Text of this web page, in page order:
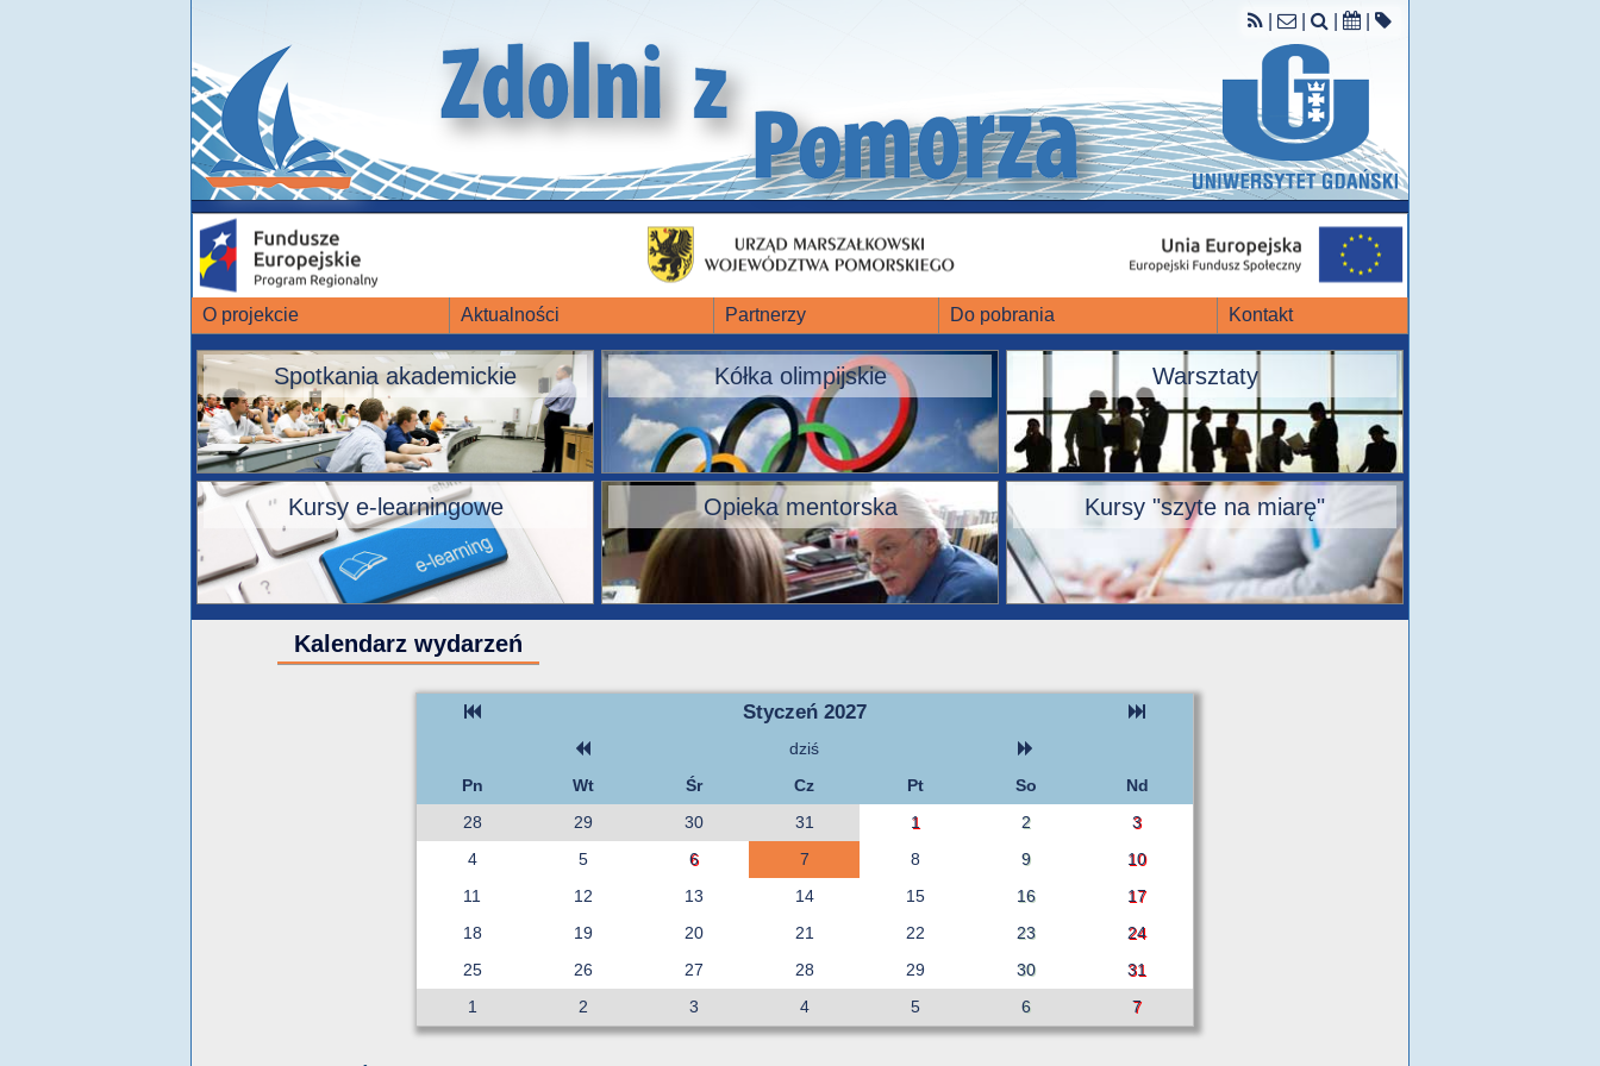
O projekcie Aktualności Partnerzy Do pobrania Kontakt
Spotkania akademickie Kółka olimpijskie Warsztaty
Kursy e-learningowe Opieka mentorska Kursy "szyte na miarę"
Kalendarz wydarzeń
Styczeń 2027
dziś
Pn
Wt Śr Cz Pt So
Nd
28
29 30 31 1 2
3
4
5 6 7 8 9
10
11
12 13 14 15 16
17
18
19 20 21 22 23
24
25
26 27 28 29 30
31
1
2 3 4 5 6 7